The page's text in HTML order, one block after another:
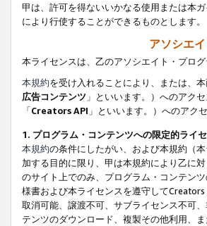
甲は、許可を得ないいかなる使用または本
により行使することができるものとします。
アソシエ
本ライセンスは、乙のアソシエイト・プロ
本規約を受け入れることにより、または、
広告コンテンツ 」といいます。）へのアク
「Creators API 」といいます。）へのアク
1. プログラム・コンテンツへの限定的ライ
本規約の条件にしたがい、および本規約（
加する目的に限り、甲は本規約により乙に
のサイト上でのみ、プログラム・コンテン
様書および本ライセンスを遵守して
取消可能、譲渡不可、サブライセンス不可
テンツのダウンロード、複製その他利用、